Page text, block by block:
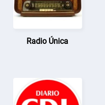
Radio Única